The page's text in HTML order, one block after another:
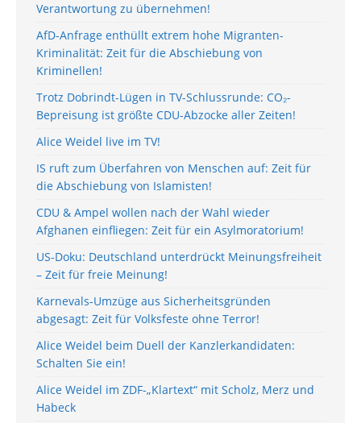
Verantwortung zu übernehmen!
AfD-Anfrage enthüllt extrem hohe Migranten-
Kriminalität: Zeit für die Abschiebung von
Kriminellen!
Trotz Dobrindt-Lügen in TV-Schlussrunde: CO₂-
Bepreisung ist größte CDU-Abzocke aller Zeiten!
Alice Weidel live im TV!
IS ruft zum Überfahren von Menschen auf: Zeit für
die Abschiebung von Islamisten!
CDU & Ampel wollen nach der Wahl wieder
Afghanen einfliegen: Zeit für ein Asylmoratorium!
US-Doku: Deutschland unterdrückt Meinungsfreiheit
– Zeit für freie Meinung!
Karnevals-Umzüge aus Sicherheitsgründen
abgesagt: Zeit für Volksfeste ohne Terror!
Alice Weidel beim Duell der Kanzlerkandidaten:
Schalten Sie ein!
Alice Weidel im ZDF-„Klartext“ mit Scholz, Merz und
Habeck